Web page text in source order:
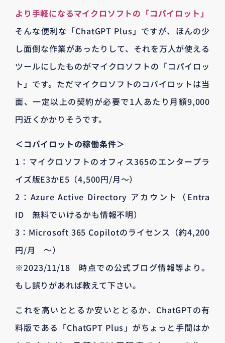
より手軽になるマイクロソフトの「コパイロット」
そんな便利な「ChatGPT Plus」ですが、ほんの少
し面倒な作業があったりして、それを万人が使える
ツールにしたものがマイクロソフトの「コパイロッ
ト」です。ただマイクロソフトのコパイロットは当
面、一定以上の契約が必要で1人あたり月額9,000
円近くかかりそうです。
＜コパイロットの稼働条件＞
1：マイクロソフトのオフィス365のエンタープラ
イズ版E3かE5（4,500円/月〜）
2：Azure Active Directory アカウント（Entra
ID 無料でいけるかも情報不明）
3：Microsoft 365 Copilotのライセンス（約4,200
円/月 〜）
※2023/11/18 時点での公式ブログ情報等より。
もし誤りがあれば教えて下さい。
これを高いととるか安いととるか、ChatGPTの有
料版である「ChatGPT Plus」がちょっと手間はか